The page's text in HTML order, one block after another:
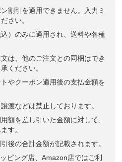
割引を適用できません。入力ミ
さい。
）のみに適用され、送料や各種
は、他のご注文との同梱はでき
ください。
やクーポン適用後の支払金額を
渡などは禁止しております。
額を差し引いた金額に対して、
す。
後の合計金額が記載されます。
ピング店、Amazon店ではご利